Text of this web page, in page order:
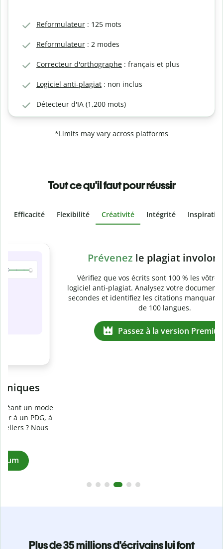
Reformulateur : 125 mots
Reformulateur : 2 modes
Correcteur d'orthographe : français et plus
Logiciel anti-plagiat : non inclus
Détecteur d'IA (1,200 mots)
*Limits may vary across platforms
Tout ce qu'il faut pour réussir
Efficacité Flexibilité Créativité Intégrité
Prévenez
Vérifiez que vos écrits sont 100 % les vôtres grâce au
logiciel anti-plagiat. Analysez votre document en quelques
secondes et identifiez les citations manquantes dans plus
Plus de 35 millions d'écrivains lui font